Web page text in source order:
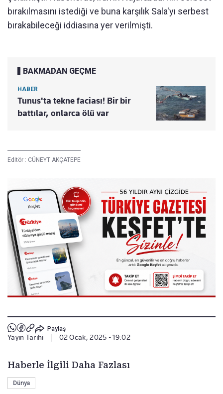
bırakılmasını istediği ve buna karşılık Sala'yı serbest
bırakabileceği iddiasına yer verilmişti.
BAKMADAN GEÇME
HABER
Tunus'ta tekne faciası! Bir bir
battılar, onlarca ölü var
Editör : CÜNEYT AKÇATEPE
Paylaş
Yayın Tarihi 02 Ocak, 2025 - 19:02
Haberle İlgili Daha Fazlası
Dünya